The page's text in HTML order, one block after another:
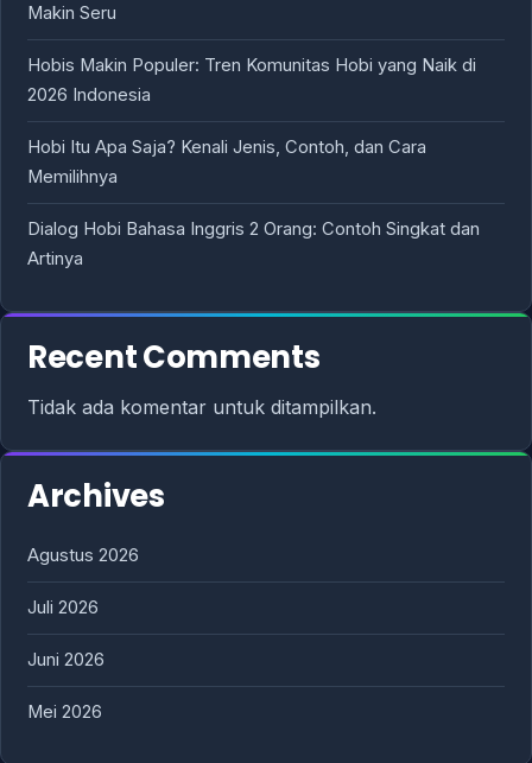
Makin Seru
Hobis Makin Populer: Tren Komunitas Hobi yang Naik di
2026 Indonesia
Hobi Itu Apa Saja? Kenali Jenis, Contoh, dan Cara
Memilihnya
Dialog Hobi Bahasa Inggris 2 Orang: Contoh Singkat dan
Artinya
Recent Comments
Tidak ada komentar untuk ditampilkan.
Archives
Agustus 2026
Juli 2026
Juni 2026
Mei 2026